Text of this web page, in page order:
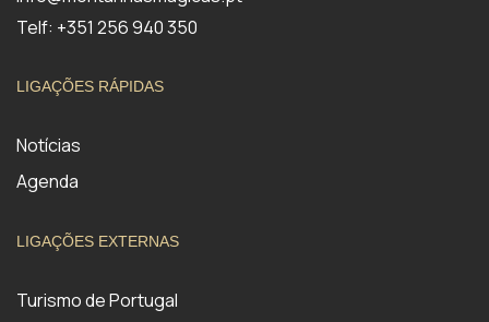
Telf: +351 256 940 350
LIGAÇÕES RÁPIDAS
Notícias
Agenda
LIGAÇÕES EXTERNAS
Turismo de Portugal